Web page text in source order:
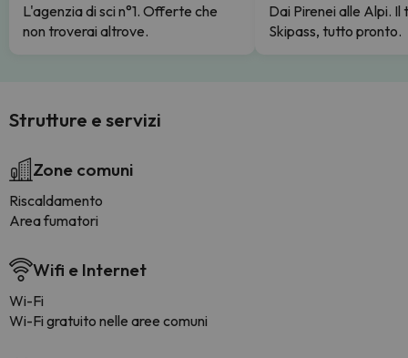
L'agenzia di sci n°1. Offerte che
non troverai altrove.
Dai Pirenei alle Alpi. Il
Skipass, tutto pronto.
Strutture e servizi
Zone comuni
Riscaldamento
Area fumatori
Wifi e Internet
Wi-Fi
Wi-Fi gratuito nelle aree comuni